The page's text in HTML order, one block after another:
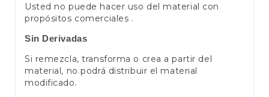
Usted no puede hacer uso del material con
propósitos comerciales .
Sin Derivadas
Si remezcla, transforma o crea a partir del
material, no podrá distribuir el material
modificado.